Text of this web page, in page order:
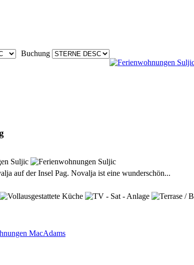
Buchung
auf der Insel Pag. Novalja ist eine wunderschön...